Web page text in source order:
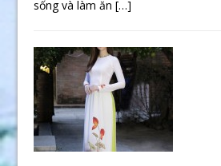
sống và làm ăn[…]